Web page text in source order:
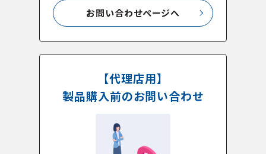
お問い合わせページへ
【代理店用】
製品購入前のお問い合わせ